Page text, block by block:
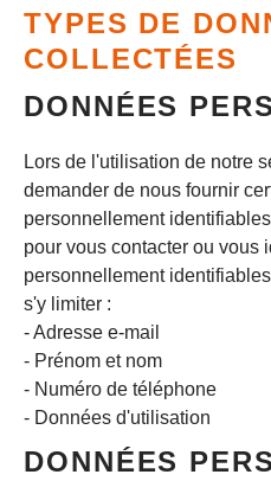
TYPES DE
COLLECTÉES
DONNÉES
Lors de l'utilisation de notre
demander de nous fournir
personnellement
pour vous contacter ou vous
personnellement
s'y limiter :
- Adresse e-mail
- Prénom et nom
- Numéro de téléphone
- Données d'utilisation
DONNÉES